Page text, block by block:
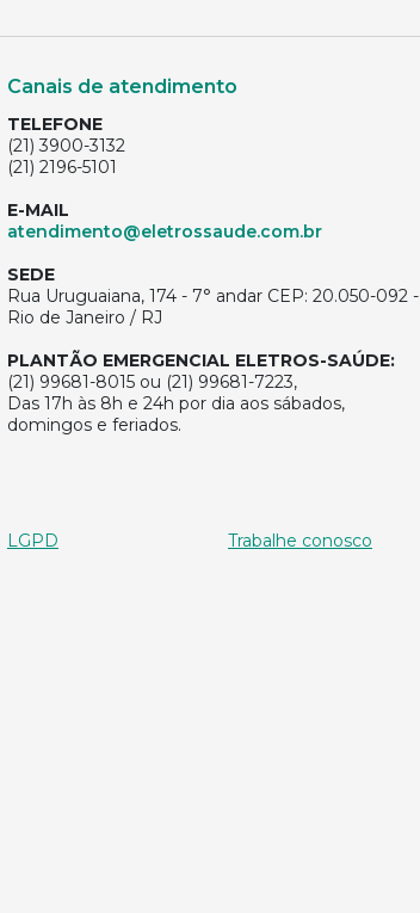
Canais de atendimento
TELEFONE
(21) 3900-3132
(21) 2196-5101
E-MAIL
atendimento@eletrossaude.com.br
SEDE
Rua Uruguaiana, 174 - 7° andar CEP: 20.050-092 -
Rio de Janeiro / RJ
PLANTÃO EMERGENCIAL ELETROS-SAÚDE:
(21) 99681-8015 ou (21) 99681-7223,
Das 17h às 8h e 24h por dia aos sábados,
domingos e feriados.
LGPD Trabalhe conosco